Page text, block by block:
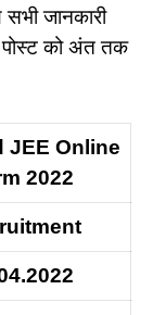
जानकारी
को अंत तक
JEE Online
2022